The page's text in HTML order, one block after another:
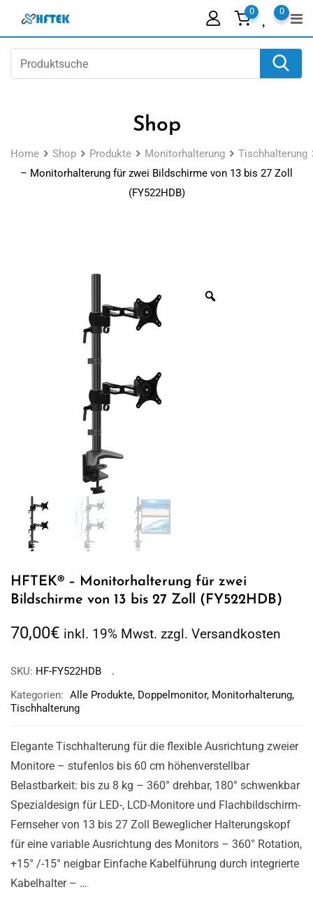
content
0
0
Shop
Home Shop Produkte Monitorhalterung
Tischhalterung
– Monitorhalterung für zwei Bildschirme von 13 bis 27 Zoll
(FY522HDB)
HFTEK® – Monitorhalterung für zwei
Bildschirme von 13 bis 27 Zoll (FY522HDB)
70,00€ inkl. 19% Mwst. zzgl. Versandkosten
SKU: HF-FY522HDB
Kategorien: Alle Produkte, Doppelmonitor, Monitorhalterung,
Tischhalterung
Elegante Tischhalterung für die flexible Ausrichtung zweier
Monitore – stufenlos bis 60 cm höhenverstellbar
Belastbarkeit: bis zu 8 kg – 360° drehbar, 180° schwenkbar
Spezialdesign für LED-, LCD-Monitore und Flachbildschirm-
Fernseher von 13 bis 27 Zoll Beweglicher Halterungskopf
für eine variable Ausrichtung des Monitors – 360° Rotation,
+15° /-15° neigbar Einfache Kabelführung durch integrierte
Kabelhalter – …